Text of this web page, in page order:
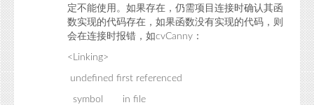
定不能使用。如果存在，仍需项目连接时确认其函
数实现的代码存在，如果函数没有实现的代码，则
会在连接时报错，如cvCanny ：
<Linking>
undefined first referenced
symbol in file